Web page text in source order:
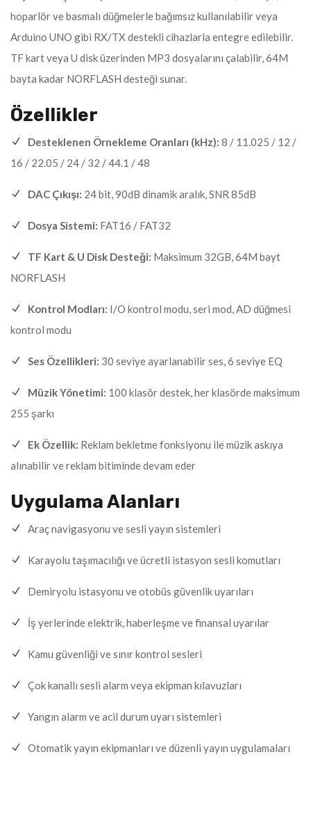
hoparlör ve basmalı düğmelerle bağımsız kullanılabilir veya
Arduino UNO gibi RX/TX destekli cihazlarla entegre edilebilir.
TF kart veya U disk üzerinden MP3 dosyalarını çalabilir, 64M
bayta kadar NORFLASH desteği sunar.
Özellikler
Desteklenen Örnekleme Oranları (kHz): 8 / 11.025 / 12 /
16 / 22.05 / 24 / 32 / 44.1 / 48
DAC Çıkışı: 24 bit, 90dB dinamik aralık, SNR 85dB
Dosya Sistemi: FAT16 / FAT32
TF Kart & U Disk Desteği: Maksimum 32GB, 64M bayt
NORFLASH
Kontrol Modları: I/O kontrol modu, seri mod, AD düğmesi
kontrol modu
Ses Özellikleri: 30 seviye ayarlanabilir ses, 6 seviye EQ
Müzik Yönetimi: 100 klasör destek, her klasörde maksimum
255 şarkı
Ek Özellik: Reklam bekletme fonksiyonu ile müzik askıya
alınabilir ve reklam bitiminde devam eder
Uygulama Alanları
Araç navigasyonu ve sesli yayın sistemleri
Karayolu taşımacılığı ve ücretli istasyon sesli komutları
Demiryolu istasyonu ve otobüs güvenlik uyarıları
İş yerlerinde elektrik, haberleşme ve finansal uyarılar
Kamu güvenliği ve sınır kontrol sesleri
Çok kanallı sesli alarm veya ekipman kılavuzları
Yangın alarm ve acil durum uyarı sistemleri
Otomatik yayın ekipmanları ve düzenli yayın uygulamaları